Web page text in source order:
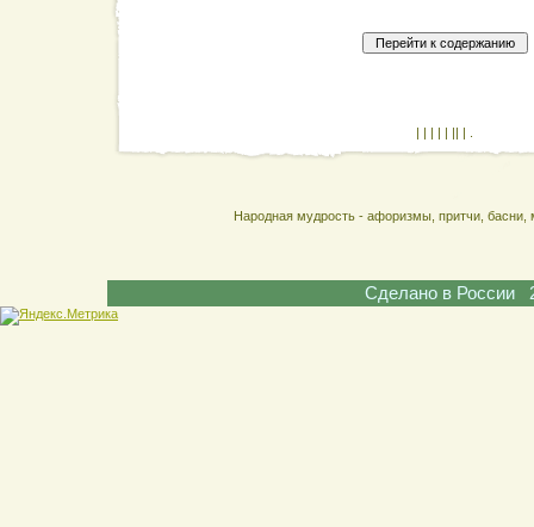
| | | | | || | .
Народная мудрость - афоризмы, притчи,
Сделано в России